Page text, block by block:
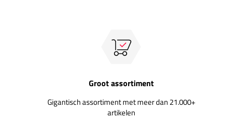
Groot assortiment
Gigantisch assortiment met meer dan 21.000+
artikelen